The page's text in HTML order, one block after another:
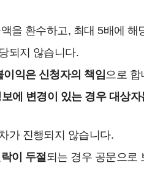
을 환수하고, 최대 5배에
되지 않습니다.
익은 신청자의 책임 으로 합
에 변경이 있는 경우 대상
가 진행되지 않습니다.
이 두절되는 경우 공문으로